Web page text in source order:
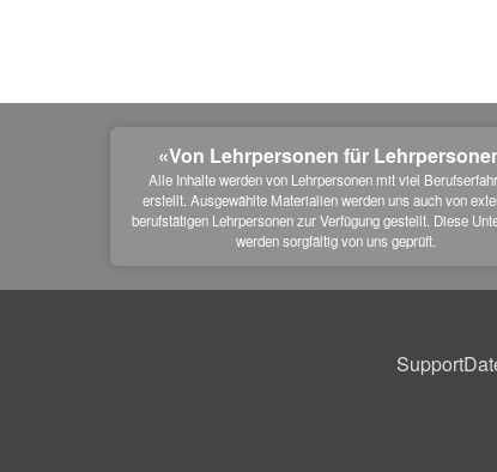
«Von Lehrpersonen für
Alle Inhalte werden von Lehrpersonen mit viel
erstellt. Ausgewählte Materialien werden uns auch von
berufstätigen Lehrpersonen zur Verfügung gestellt. Diese
werden sorgfältig von uns geprüft.
Support